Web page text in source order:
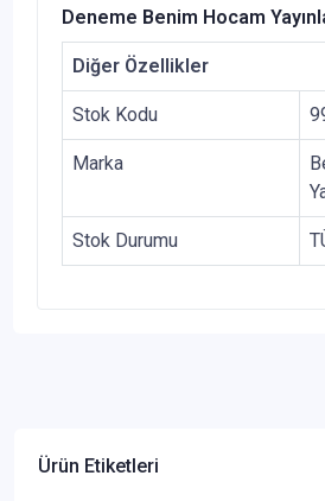
Deneme Benim Hocam
Diğer Özellikler
Stok Kodu
Marka
Stok Durumu
Ürün Etiketleri